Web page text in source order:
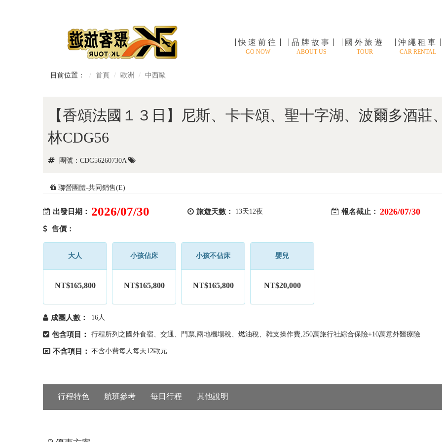
快速前往
GO NOW
品牌故事
ABOUT US
國外旅遊
TOUR
沖繩租車
CAR RENTAL
目前位置： 首頁 歐洲 中西歐
【香頌法國１３日】尼斯、卡卡頌、聖十字湖、波爾多酒
林CDG56
團號：CDG56260730A
聯營團體-共同銷售(E)
出發日期： 2026/07/30 旅遊天數： 13天12夜 報名截止： 2026/07/30
售價：
大人
NT$165,800
小孩佔床
NT$165,800
小孩不佔床
NT$165,800
嬰兒
NT$20,000
成團人數： 16人
包含項目： 行程所列之國外食宿、交通、門票,兩地機場稅、燃油稅、雜支操作費,250萬旅行社綜合保險+10萬意外醫療險
不含項目： 不含小費每人每天12歐元
行程特色 航班參考 每日行程 其他說明